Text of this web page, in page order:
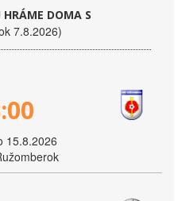
HRÁME DOMA S
7.8.2026)
15.8.2026